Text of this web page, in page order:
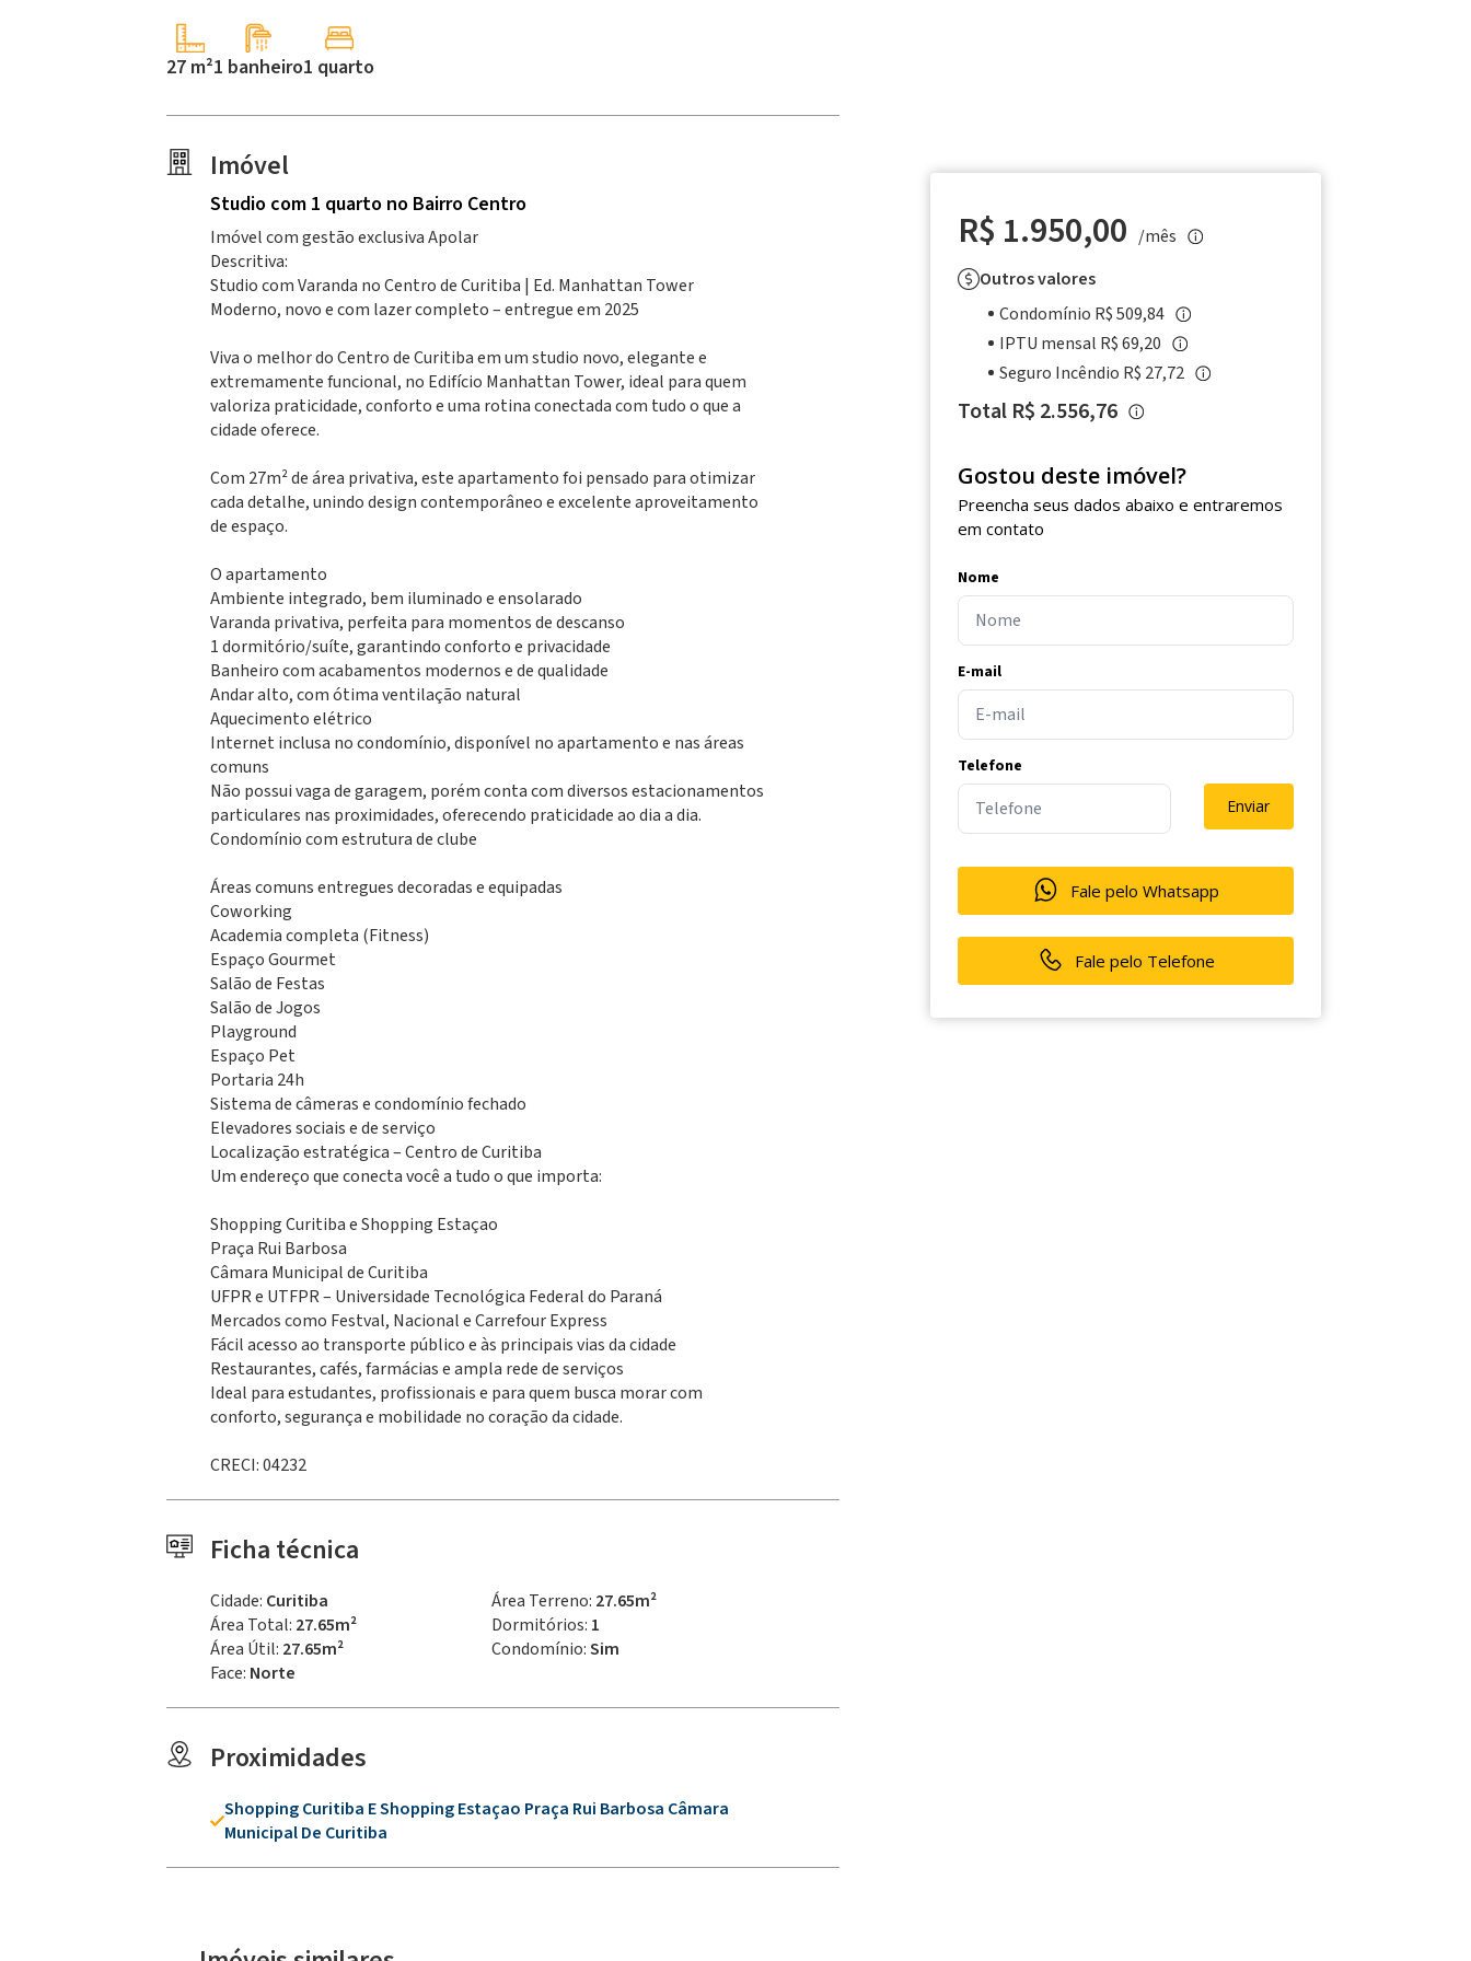
27 m²1 banheiro1 quarto
Imóvel
Studio com 1 quarto no Bairro Centro
Imóvel com gestão exclusiva Apolar
Descritiva:
Studio com Varanda no Centro de Curitiba | Ed. Manhattan Tower
Moderno, novo e com lazer completo – entregue em 2025
Viva o melhor do Centro de Curitiba em um studio novo, elegante e
extremamente funcional, no Edifício Manhattan Tower, ideal para quem
valoriza praticidade, conforto e uma rotina conectada com tudo o que a
cidade oferece.
Com 27m² de área privativa, este apartamento foi pensado para otimizar
cada detalhe, unindo design contemporâneo e excelente aproveitamento
de espaço.
O apartamento
Ambiente integrado, bem iluminado e ensolarado
Varanda privativa, perfeita para momentos de descanso
1 dormitório/suíte, garantindo conforto e privacidade
Banheiro com acabamentos modernos e de qualidade
Andar alto, com ótima ventilação natural
Aquecimento elétrico
Internet inclusa no condomínio, disponível no apartamento e nas áreas
comuns
Não possui vaga de garagem, porém conta com diversos estacionamentos
particulares nas proximidades, oferecendo praticidade ao dia a dia.
Condomínio com estrutura de clube
Áreas comuns entregues decoradas e equipadas
Coworking
Academia completa (Fitness)
Espaço Gourmet
Salão de Festas
Salão de Jogos
Playground
Espaço Pet
Portaria 24h
Sistema de câmeras e condomínio fechado
Elevadores sociais e de serviço
Localização estratégica – Centro de Curitiba
Um endereço que conecta você a tudo o que importa:
Shopping Curitiba e Shopping Estaçao
Praça Rui Barbosa
Câmara Municipal de Curitiba
UFPR e UTFPR – Universidade Tecnológica Federal do Paraná
Mercados como Festval, Nacional e Carrefour Express
Fácil acesso ao transporte público e às principais vias da cidade
Restaurantes, cafés, farmácias e ampla rede de serviços
Ideal para estudantes, profissionais e para quem busca morar com
conforto, segurança e mobilidade no coração da cidade.
CRECI: 04232
Ficha técnica
Cidade: Curitiba Área Terreno: 27.65m²
Área Total: 27.65m² Dormitórios: 1
Área Útil: 27.65m² Condomínio:Sim
Face: Norte
Proximidades
Shopping Curitiba E Shopping Estaçao Praça Rui Barbosa Câmara
Municipal De Curitiba
R$ 1.950,00 /mês
Outros valores
Condomínio R$ 509,84
IPTU mensal R$ 69,20
Seguro Incêndio R$ 27,72
Total R$ 2.556,76
Gostou deste imóvel?
Preencha seus dados abaixo e entraremos
em contato
Nome
E-mail
Telefone
Enviar
Fale pelo Whatsapp
Fale pelo Telefone